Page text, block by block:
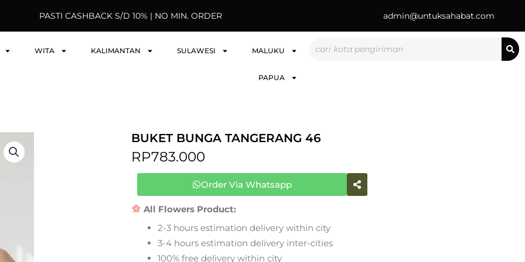
PASTI CASHBACK S/D 10% | NO MIN. ORDER admin@untuksahabat.com
WITA KALIMANTAN SULAWESI MALUKU
PAPUA
BUKET BUNGA TANGERANG 46
RP783.000
Order Via Whatsapp
All Flowers Product:
2-3 hours estimation delivery within city
3-4 hours estimation delivery inter-cities
100% free delivery within city